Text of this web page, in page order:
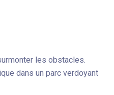
les obstacles.
dans un parc verdoyant